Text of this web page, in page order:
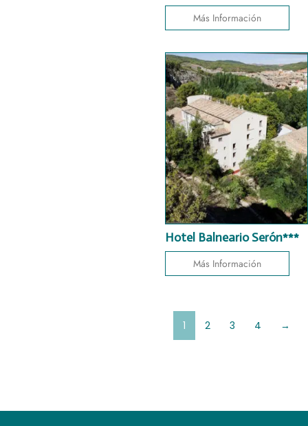
Más Información
Hotel Balneario Serón***
Más Información
1 2 3 4 →